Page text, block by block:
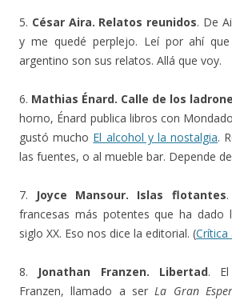
5. César Aira. Relatos reunidos. De
y me quedé perplejo. Leí por ahí
argentino son sus relatos. Allá que voy.
6. Mathias Énard. Calle de los
horno, Énard publica libros con
gustó mucho El alcohol y la nostalgia.
las fuentes, o al mueble bar. Depende
7. Joyce Mansour. Islas flotantes
francesas más potentes que ha dado
siglo XX. Eso nos dice la editorial. (Crítica
8. Jonathan Franzen. Libertad. El
Franzen, llamado a serLa Gran